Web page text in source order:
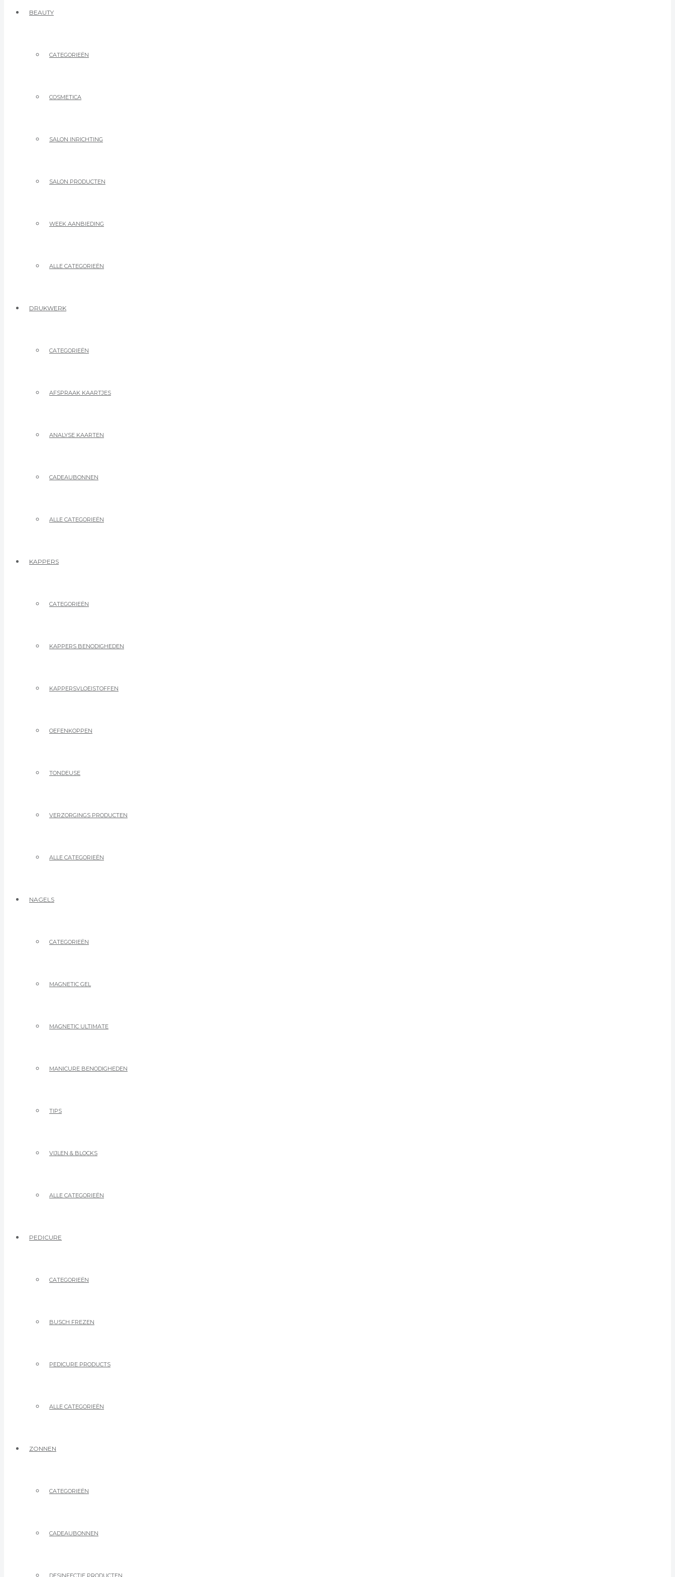
BEAUTY
CATEGORIEËN
COSMETICA
SALON INRICHTING
SALON PRODUCTEN
WEEK AANBIEDING
ALLE CATEGORIEËN
DRUKWERK
CATEGORIEËN
AFSPRAAK KAARTJES
ANALYSE KAARTEN
CADEAUBONNEN
ALLE CATEGORIEËN
KAPPERS
CATEGORIEËN
KAPPERS BENODIGHEDEN
KAPPERSVLOEISTOFFEN
OEFENKOPPEN
TONDEUSE
VERZORGINGS PRODUCTEN
ALLE CATEGORIEËN
NAGELS
CATEGORIEËN
MAGNETIC GEL
MAGNETIC ULTIMATE
MANICURE BENODIGHEDEN
TIPS
VIJLEN & BLOCKS
ALLE CATEGORIEËN
PEDICURE
CATEGORIEËN
BUSCH FREZEN
PEDICURE PRODUCTS
ALLE CATEGORIEËN
ZONNEN
CATEGORIEËN
CADEAUBONNEN
DESINFECTIE PRODUCTEN